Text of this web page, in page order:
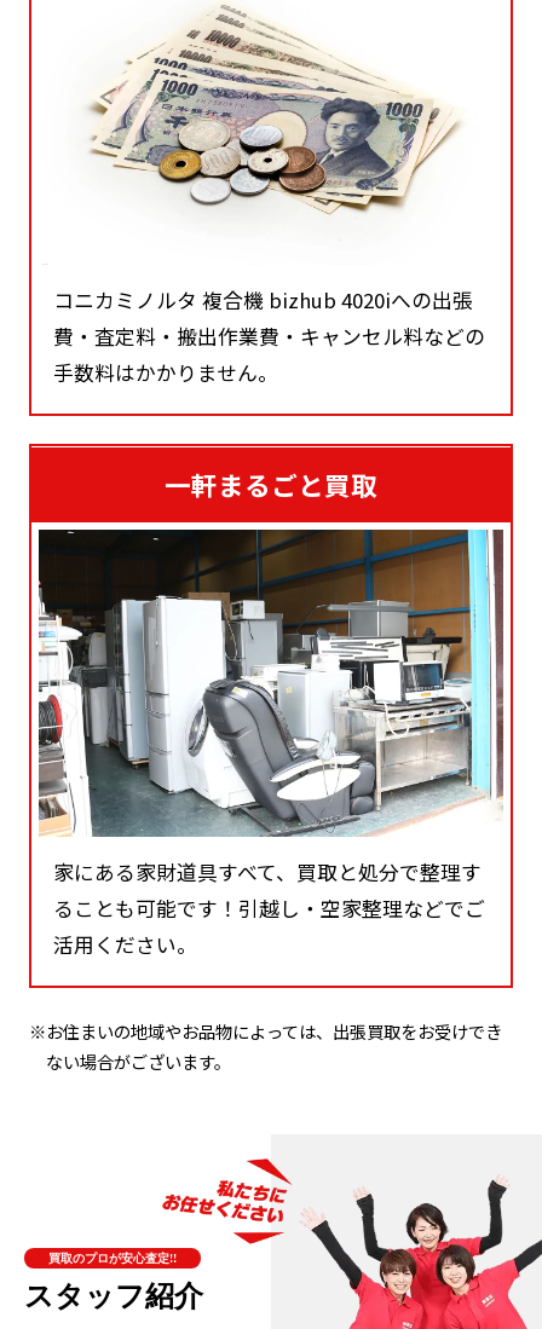
コニカミノルタ 複合機 bizhub 4020iへの出張
費・査定料・搬出作業費・キャンセル料などの
手数料はかかりません。
一軒まるごと買取
家にある家財道具すべて、買取と処分で整理す
ることも可能です！引越し・空家整理などでご
活用ください。
※お住まいの地域やお品物によっては、出張買取をお受けでき
ない場合がございます。
買取のプロが安心査定!!
スタッフ紹介